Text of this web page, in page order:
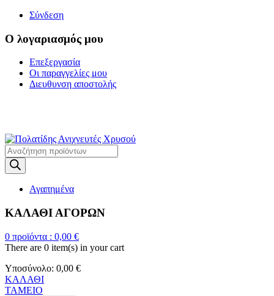
Σύνδεση
Ο λογαριασμός μου
Επεξεργασία
Οι παραγγελίες μου
Διευθυνση αποστολής
Products
search
Αγαπημένα
ΚΑΛΑΘΙ ΑΓΟΡΩΝ
0 προϊόντα : 0,00 €
There are 0 item(s) in your cart
Υποσύνολο: 0,00 €
ΚΑΛΑΘΙ
ΤΑΜΕΙΟ